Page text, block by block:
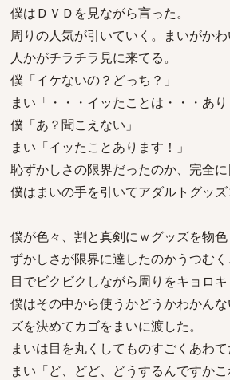
僕はＤＶＤを見ながら言った。
周りの人気が引いていく。まいがか
人かがチラチラ見に来てる。
僕「イケないの？どっち？」
まい「・・・イッたことは・・・あり
僕「あ？聞こえない」
まい「イッたことあります！」
恥ずかしさの限界だったのか、完全に
僕はまいの手を引いてアダルトグッズ
僕が色々、割と真剣にｗグッズを物
ずかしさが限界に達したのかうつむ
目でビクビクしながら周りをキョロキ
僕はその中から使うかどうかわかん
ズを決めてカゴをまいに渡した。
まいは目を丸くしてものすごくあわて
まい「ど、どど、どうするんですかこ